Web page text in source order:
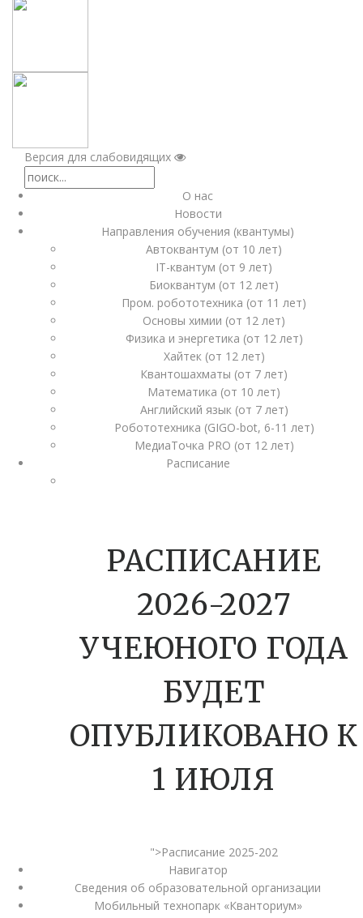
Версия для слабовидящих
О нас
Новости
Направления обучения (квантумы)
Автоквантум (от 10 лет)
IT-квантум (от 9 лет)
Биоквантум (от 12 лет)
Пром. робототехника (от 11 лет)
Основы химии (от 12 лет)
Физика и энергетика (от 12 лет)
Хайтек (от 12 лет)
Квантошахматы (от 7 лет)
Математика (от 10 лет)
Английский язык (от 7 лет)
Робототехника (GIGO-bot, 6-11 лет)
МедиаТочка PRO (от 12 лет)
Расписание
РАСПИСАНИЕ
2026-2027
УЧЕЮНОГО ГОДА
БУДЕТ
ОПУБЛИКОВАНО К
1 ИЮЛЯ
">Расписание 2025-202
Навигатор
Сведения об образовательной организации
Мобильный технопарк «Кванториум»